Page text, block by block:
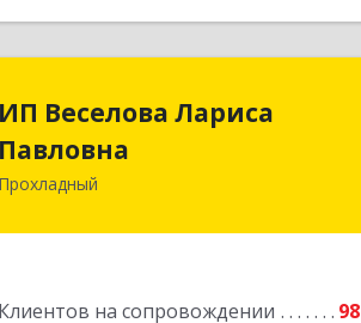
ИП Веселова Лариса
Павловна
Прохладный
Клиентов на сопровождении 98
Павловна
361045, Кабардино-Балкарская Респ,
Подробнее